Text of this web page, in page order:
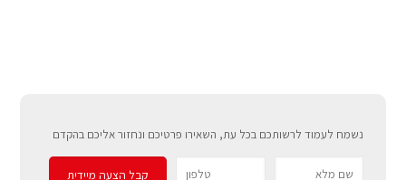
נשמח לעמוד לרשותכם בכל עת, השאירו פרטיכם ונחזור אליכם בהקדם